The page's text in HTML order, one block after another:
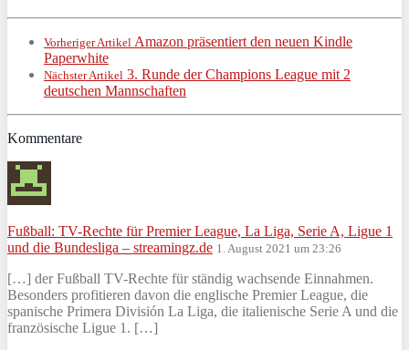
Vorheriger Artikel Amazon präsentiert den neuen Kindle
Paperwhite
Nächster Artikel 3. Runde der Champions League mit 2
deutschen Mannschaften
Kommentare
Fußball: TV-Rechte für Premier League, La Liga, Serie A, Ligue 1
und die Bundesliga – streamingz.de 1. August 2021 um 23:26
[…] der Fußball TV-Rechte für ständig wachsende Einnahmen.
Besonders profitieren davon die englische Premier League, die
spanische Primera División La Liga, die italienische Serie A und die
französische Ligue 1. […]